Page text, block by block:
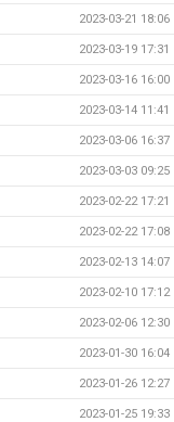
2023-03-21 18:06
2023-03-19 17:31
2023-03-16 16:00
2023-03-14 11:41
2023-03-06 16:37
2023-03-03 09:25
2023-02-22 17:21
2023-02-22 17:08
2023-02-13 14:07
2023-02-10 17:12
2023-02-06 12:30
2023-01-30 16:04
2023-01-26 12:27
2023-01-25 19:33